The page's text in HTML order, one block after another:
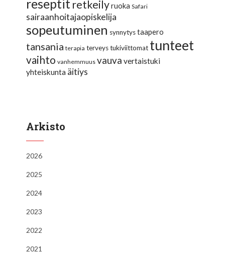
reseptitretkeily ruoka Safari
sairaanhoitajaopiskelija
sopeutuminen synnytys taapero
tansania terapia terveys tukiviittomat tunteet
vaihto vanhemmuus vauva vertaistuki
yhteiskunta äitiys
Arkisto
2026
2025
2024
2023
2022
2021